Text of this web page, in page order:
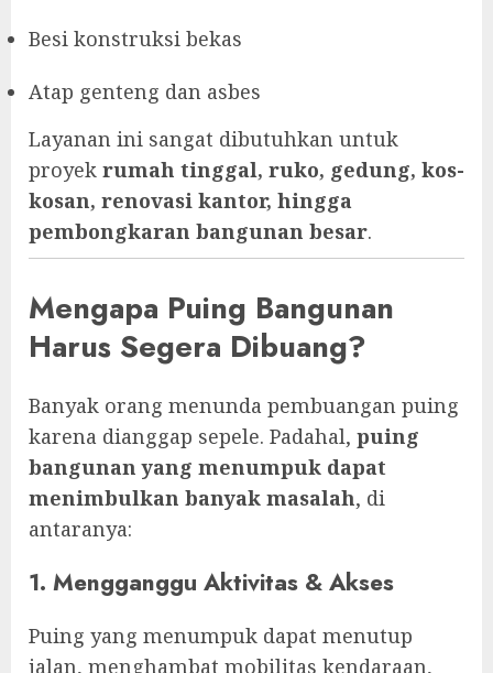
Besi konstruksi bekas
Atap genteng dan asbes
Layanan ini sangat dibutuhkan untuk
proyek rumah tinggal, ruko, gedung, kos-
kosan, renovasi kantor, hingga
pembongkaran bangunan besar.
Mengapa Puing Bangunan
Harus Segera Dibuang?
Banyak orang menunda pembuangan puing
karena dianggap sepele. Padahal, puing
bangunan yang menumpuk dapat
menimbulkan banyak masalah, di
antaranya:
1. Mengganggu Aktivitas & Akses
Puing yang menumpuk dapat menutup
jalan, menghambat mobilitas kendaraan,